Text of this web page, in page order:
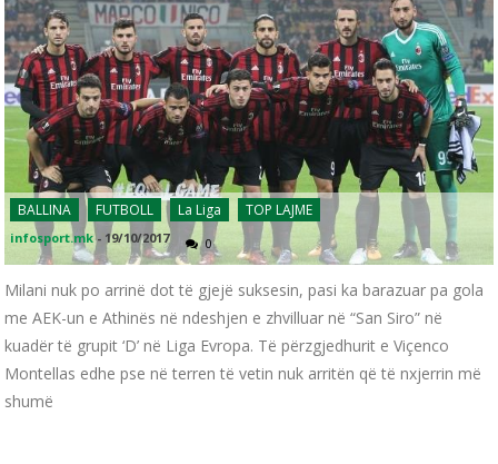
BALLINA FUTBOLL La Liga TOP LAJME
infosport.mk - 19/10/2017 0
Milani nuk po arrinë dot të gjejë suksesin, pasi ka barazuar pa gola
me AEK-un e Athinës në ndeshjen e zhvilluar në “San Siro” në
kuadër të grupit ‘D’ në Liga Evropa. Të përzgjedhurit e Viçenco
Montellas edhe pse në terren të vetin nuk arritën që të nxjerrin më
shumë